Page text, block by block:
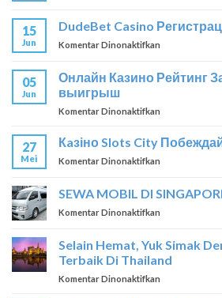
BetMatch.com
победа
15
Jun
DudeBet Casino
Komentar Dinonaktifkan
Casino
Регистрация
05
Jun
Онлайн Казино Рейтинг
выигрыш
Komentar Dinonaktifkan
Казино
Рейтинг
выигрыш
27
Mei
Кaзіно Slots City
Komentar Dinonaktifkan
City
SEWA MOBIL DI
Komentar Dinonaktifkan
DI
SINGAPORE
Selain Hemat, Yuk Simak
Terbaik Di Thailand
Komentar Dinonaktifkan